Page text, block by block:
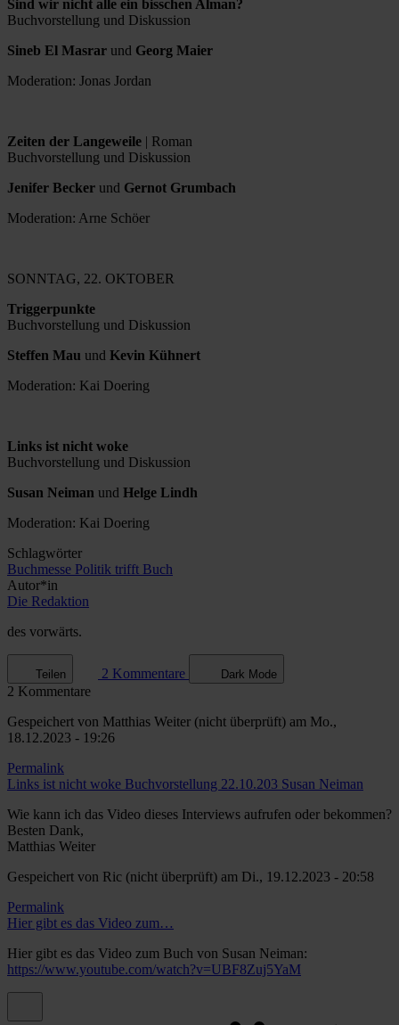
Sind wir nicht alle ein bisschen Alman?
Buchvorstellung und Diskussion
Sineb El Masrar und Georg Maier
Moderation: Jonas Jordan
Zeiten der Langeweile | Roman
Buchvorstellung und Diskussion
Jenifer Becker und Gernot Grumbach
Moderation: Arne Schöer
SONNTAG, 22. OKTOBER
Triggerpunkte
Buchvorstellung und Diskussion
Steffen Mau und Kevin Kühnert
Moderation: Kai Doering
Links ist nicht woke
Buchvorstellung und Diskussion
Susan Neiman und Helge Lindh
Moderation: Kai Doering
Schlagwörter
Buchmesse Politik trifft Buch
Autor*in
Die Redaktion
des vorwärts.
Teilen 2 Kommentare Dark Mode
2 Kommentare
Gespeichert von Matthias Weiter (nicht überprüft) am Mo.,
18.12.2023 - 19:26
Permalink
Links ist nicht woke Buchvorstellung 22.10.203 Susan Neiman
Wie kann ich das Video dieses Interviews aufrufen oder bekommen?
Besten Dank,
Matthias Weiter
Gespeichert von Ric (nicht überprüft) am Di., 19.12.2023 - 20:58
Antwort
Links
ist
Buchvorstellung
Permalink
Hier gibt es das Video zum…
Hier gibt es das Video zum Buch von Susan Neiman:
https://www.youtube.com/watch?v=UBF8Zuj5YaM